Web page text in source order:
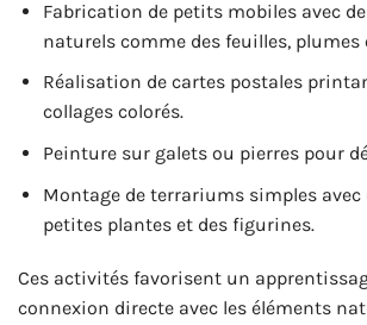
Fabrication de petits mobiles avec
naturels comme des feuilles, plumes
Réalisation de cartes postales
collages colorés.
Peinture sur galets ou pierres pour
Montage de terrariums simples avec
petites plantes et des figurines.
Ces activités favorisent un
connexion directe avec les éléments